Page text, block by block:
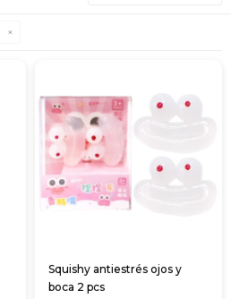
Squishy antiestrés ojos y
boca 2 pcs